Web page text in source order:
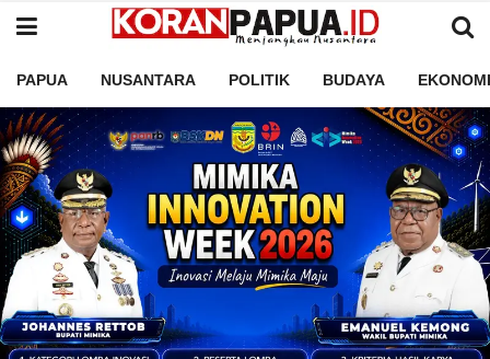
PAPUA NUSANTARA POLITIK BUDAYA EKONOMI